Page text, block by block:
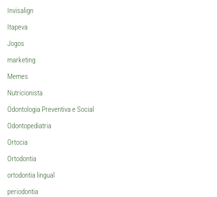
Invisalign
Itapeva
Jogos
marketing
Memes
Nutricionista
Odontologia Preventiva e Social
Odontopediatria
Ortocia
Ortodontia
ortodontia lingual
periodontia